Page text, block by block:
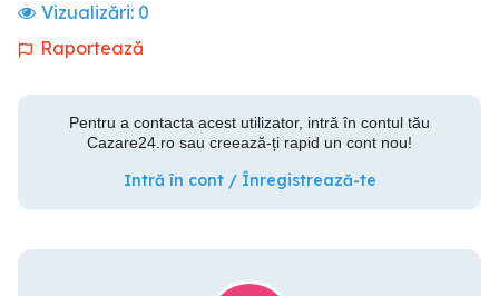
Vizualizări: 0
Raportează
Pentru a contacta acest utilizator, intră în contul tău
Cazare24.ro sau creează-ți rapid un cont nou!
Intră în cont / Înregistrează-te